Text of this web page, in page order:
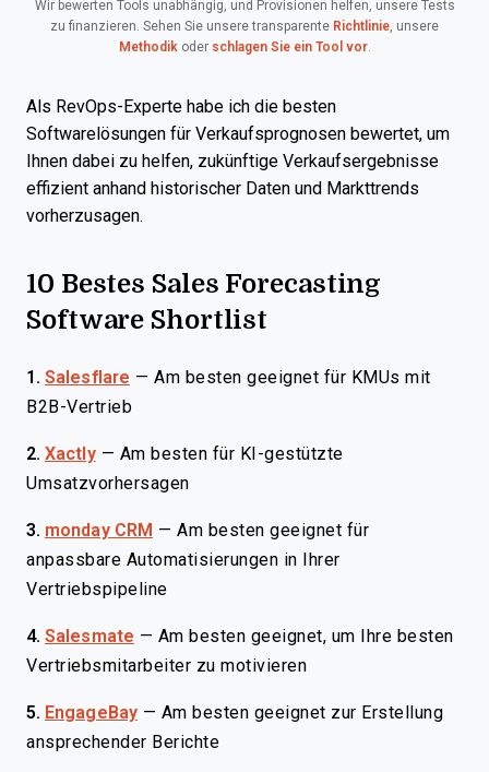
Wir bewerten Tools unabhängig, und Provisionen helfen, unsere Tests
zu finanzieren. Sehen Sie unsere transparente Richtlinie, unsere
Methodikoder schlagen Sie ein Tool vor.
Als RevOps-Experte habe ich die besten
Softwarelösungen für Verkaufsprognosen bewertet, um
Ihnen dabei zu helfen, zukünftige Verkaufsergebnisse
effizient anhand historischer Daten und Markttrends
vorherzusagen.
10 Bestes Sales Forecasting
Software Shortlist
1. Salesflare — Am besten geeignet für KMUs mit
B2B-Vertrieb
2. Xactly — Am besten für KI-gestützte
Umsatzvorhersagen
3. monday CRM — Am besten geeignet für
anpassbare Automatisierungen in Ihrer
Vertriebspipeline
4. Salesmate — Am besten geeignet, um Ihre besten
Vertriebsmitarbeiter zu motivieren
5. EngageBay — Am besten geeignet zur Erstellung
ansprechender Berichte